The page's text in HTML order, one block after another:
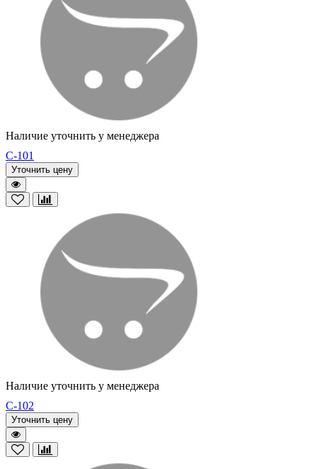
Наличие уточнить у менеджера
C-101
Уточнить цену
Наличие уточнить у менеджера
C-102
Уточнить цену